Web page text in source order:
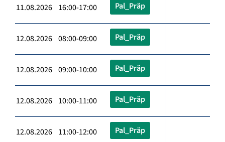
11.08.2026 16:00-17:00 Pal_Präp
12.08.2026 08:00-09:00 Pal_Präp
12.08.2026 09:00-10:00 Pal_Präp
12.08.2026 10:00-11:00 Pal_Präp
12.08.2026 11:00-12:00 Pal_Präp